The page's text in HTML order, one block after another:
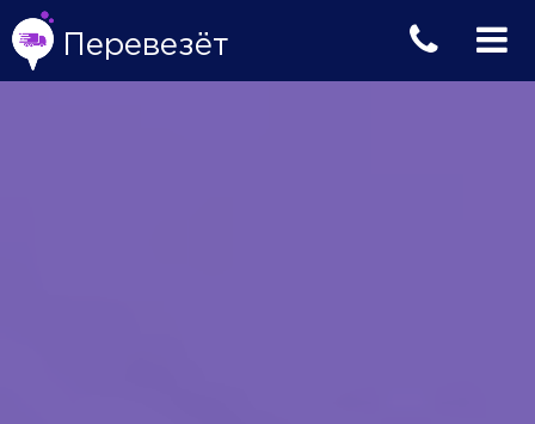
Перевезёт